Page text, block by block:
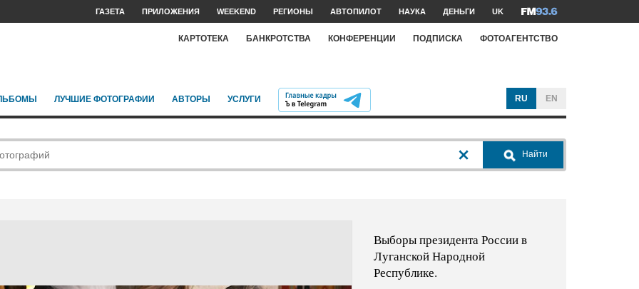
ГАЗЕТА ПРИЛОЖЕНИЯ WEEKEND РЕГИОНЫ АВТОПИЛОТ НАУКА ДЕНЬГИ UK
КАРТОТЕКА БАНКРОТСТВА КОНФЕРЕНЦИИ ПОДПИСКА ФОТОАГЕНТСТВО
ЛУЧШИЕ ФОТОГРАФИИ АВТОРЫ УСЛУГИ RU EN
Найти
Выборы президента России в
Луганской Народной
Республике.